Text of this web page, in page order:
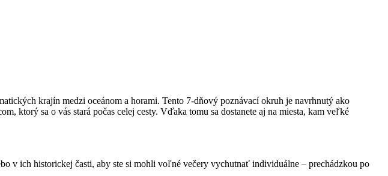
krajín medzi oceánom a horami. Tento 7-dňový poznávací okruh je navrhnutý ako
ktorý sa o vás stará počas celej cesty. Vďaka tomu sa dostanete aj na miesta, kam veľké
v ich historickej časti, aby ste si mohli voľné večery vychutnať individuálne – prechádzkou po